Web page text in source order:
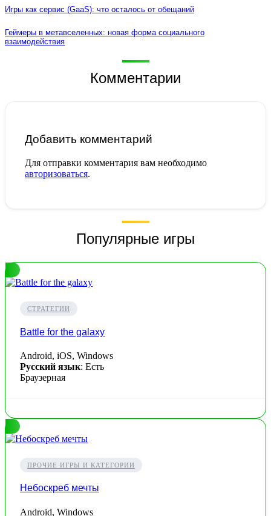
Игры как сервис (GaaS): что осталось от обещаний
Геймеры в метавселенных: новая форма социального
взаимодействия
Комментарии
Добавить комментарий
Для отправки комментария вам необходимо
авторизоваться.
Популярные игры
СТРАТЕГИИ
Battle for the galaxy
Android, iOS, Windows
Русский язык: Есть
Браузерная
ПРОЧИЕ ИГРЫ И КАТЕГОРИИ
Небоскреб мечты
Android, Windows